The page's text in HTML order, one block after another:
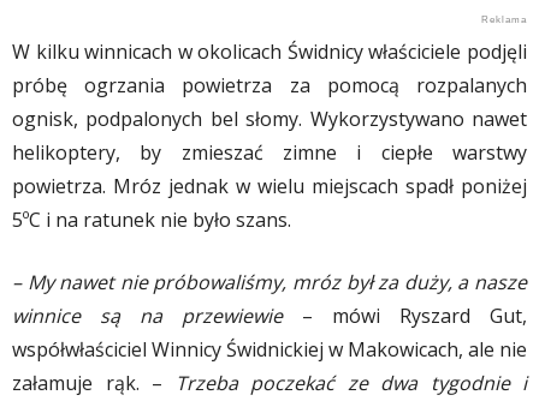
W kilku winnicach w okolicach Świdnicy właściciele podjęli
próbę ogrzania powietrza za pomocą rozpalanych
ognisk, podpalonych bel słomy. Wykorzystywano nawet
helikoptery, by zmieszać zimne i ciepłe warstwy
powietrza. Mróz jednak w wielu miejscach spadł poniżej
5ºC i na ratunek nie było szans.
– My nawet nie próbowaliśmy, mróz był za duży, a nasze
winnice są na przewiewie– mówi Ryszard Gut,
współwłaściciel Winnicy Świdnickiej w Makowicach, ale nie
załamuje rąk. –
Trzeba poczekać ze dwa tygodnie i